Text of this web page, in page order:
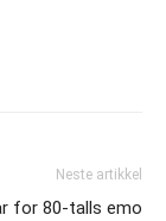
Neste artikkel
for 80-talls emo